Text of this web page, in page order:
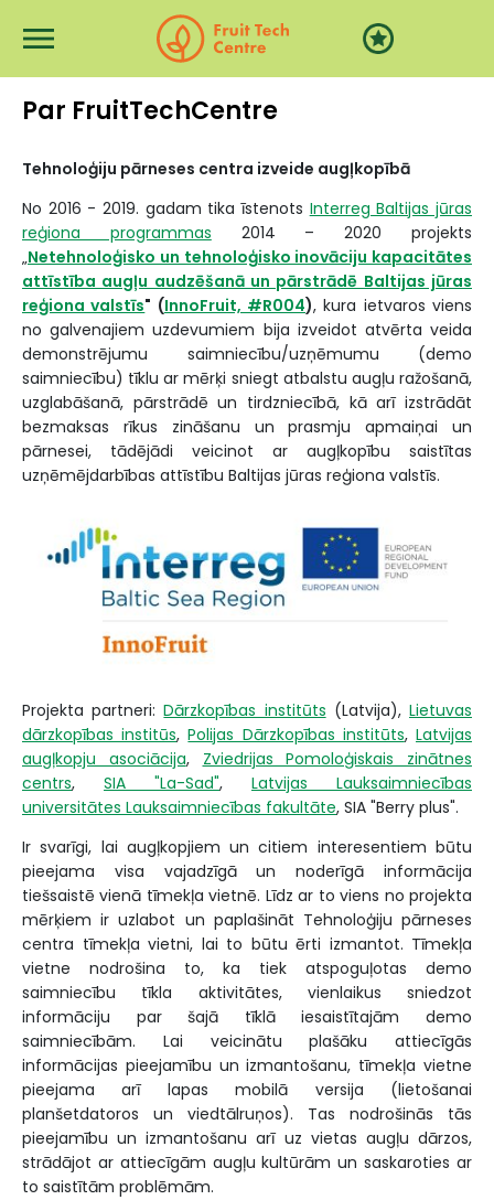
Par FruitTechCentre
Tehnoloģiju pārneses centra izveide augļkopībā
No 2016 - 2019. gadam tika īstenots Interreg Baltijas jūras
reģiona programmas 2014 – 2020 projekts
„Netehnoloģisko un tehnoloģisko inovāciju kapacitātes
attīstība augļu audzēšanā un pārstrādē Baltijas jūras
reģiona valstīs" (InnoFruit, #R004), kura ietvaros viens
no galvenajiem uzdevumiem bija izveidot atvērtaveida
demonstrējumu saimniecību/uzņēmumu (demo
saimniecību) tīklu ar mērķi sniegt atbalstu augļu ražošanā,
uzglabāšanā, pārstrādē un tirdzniecībā, kā arī izstrādāt
bezmaksas rīkus zināšanu un prasmju apmaiņai un
pārnesei, tādējādi veicinot ar augļkopību saistītas
uzņēmējdarbības attīstību Baltijas jūras reģiona valstīs.
Projekta partneri:Dārzkopības institūts (Latvija),Lietuvas
dārzkopības institūs,Polijas Dārzkopības institūts,Latvijas
augļkopju asociācija, Zviedrijas Pomoloģiskais zinātnes
centrs, SIA "La-Sad", Latvijas Lauksaimniecības
universitātes Lauksaimniecības fakultāte, SIA "Berry plus".
Ir svarīgi, lai augļkopjiem un citiem interesentiem būtu
pieejama visa vajadzīgā un noderīgā informācija
tiešsaistē vienā tīmekļa vietnē. Līdz ar to viens no projekta
mērķiem ir uzlabot un paplašināt Tehnoloģiju pārneses
centra tīmekļa vietni, lai to būtu ērti izmantot. Tīmekļa
vietne nodrošina to, ka tiek atspoguļotas demo
saimniecību tīkla aktivitātes, vienlaikus sniedzot
informāciju par šajā tīklā iesaistītajām demo
saimniecībām. Lai veicinātu plašāku attiecīgās
informācijas pieejamību un izmantošanu, tīmekļa vietne
pieejama arī lapas mobilā versija (lietošanai
planšetdatoros un viedtālruņos). Tas nodrošinās tās
pieejamību un izmantošanu arī uz vietas augļu dārzos,
strādājot ar attiecīgām augļu kultūrām un saskaroties ar
to saistītām problēmām.